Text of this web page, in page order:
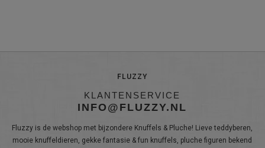
FLUZZY
KLANTENSERVICE
INFO@FLUZZY.NL
Fluzzy is de webshop met bijzondere Knuffels & Pluche! Lieve teddyberen,
mooie knuffeldieren, gekke fantasie & fun knuffels, pluche figuren bekend